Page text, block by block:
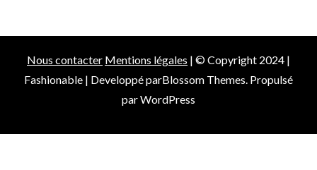
Nous contacter Mentions légales | © Copyright 2024 |
Fashionable | Developpé parBlossom Themes . Propulsé
parWordPress